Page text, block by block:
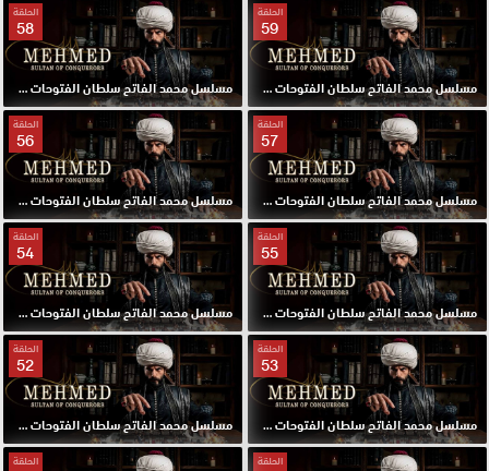
الحلقة
59
مسلسل محمد الفاتح سلطان الفتوحات مترجم الحلقة 59 HD
الحلقة
58
مسلسل محمد الفاتح سلطان الفتوحات مترجم الحلقة 58 HD
الحلقة
57
مسلسل محمد الفاتح سلطان الفتوحات مترجم الحلقة 57 HD
الحلقة
56
مسلسل محمد الفاتح سلطان الفتوحات مترجم الحلقة 56 HD
الحلقة
55
مسلسل محمد الفاتح سلطان الفتوحات مترجم الحلقة 55 HD
الحلقة
54
مسلسل محمد الفاتح سلطان الفتوحات مترجم الحلقة 54 HD
الحلقة
53
مسلسل محمد الفاتح سلطان الفتوحات مترجم الحلقة 53 HD
الحلقة
52
مسلسل محمد الفاتح سلطان الفتوحات مترجم الحلقة 52 HD
الحلقة الحلقة